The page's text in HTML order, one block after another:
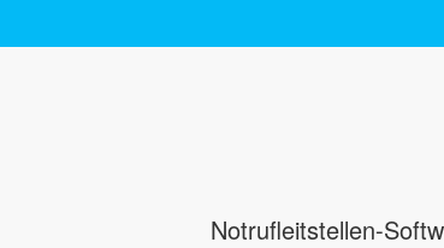
Notrufleitstellen-